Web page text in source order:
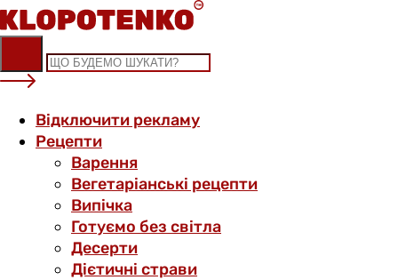
Skip
to
content
Відключити рекламу
Рецепти
Варення
Вегетаріанські рецепти
Випічка
Готуємо без світла
Десерти
Дієтичні страви